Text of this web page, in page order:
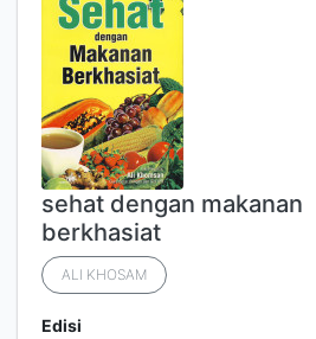
sehat dengan makanan
berkhasiat
ALI KHOSAM
Edisi